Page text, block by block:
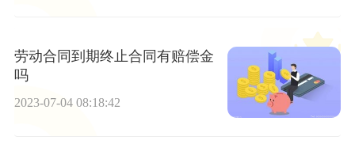
劳动合同到期终止合同有赔偿金
吗
2023-07-04 08:18:42